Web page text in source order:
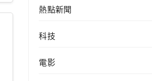
熱點新聞
科技
電影